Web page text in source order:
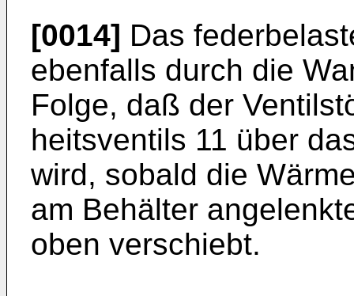
[0014] Das
ebenfalls durch die
Folge, daß der
heitsventils 11 über
wird, sobald die
am Behälter
oben verschiebt.